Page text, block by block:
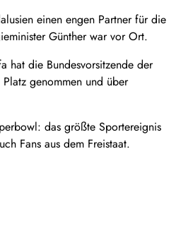
einen engen Partner für die
Günther war vor Ort.
hat die Bundesvorsitzende der
genommen und über
das größte Sportereignis
Fans aus dem Freistaat.